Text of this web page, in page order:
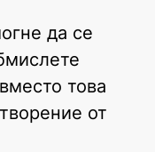
да се
това
от